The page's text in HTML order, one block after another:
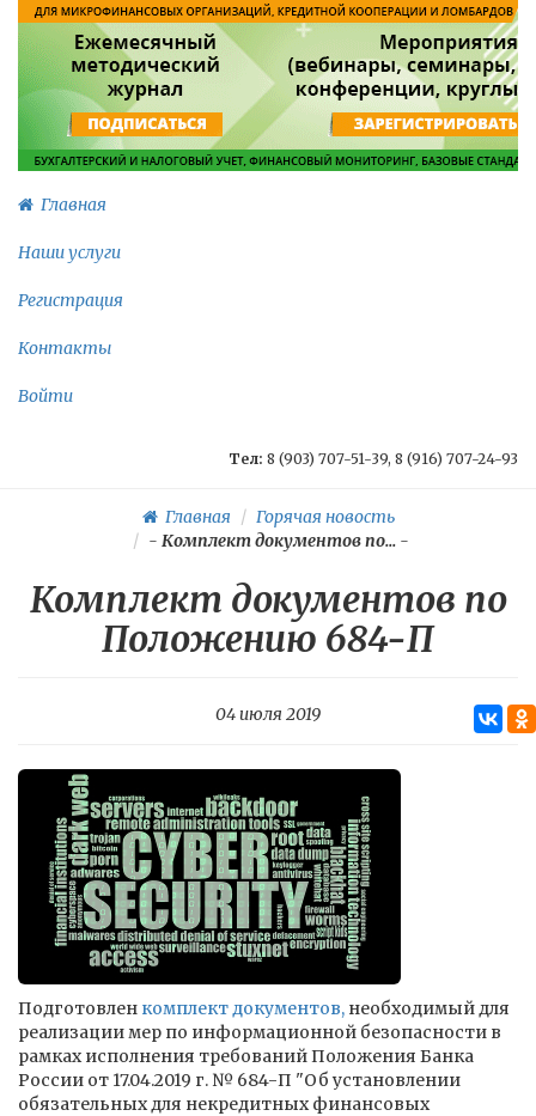
Главная
Наши услуги
Регистрация
Контакты
Войти
Тел: 8 (903) 707-51-39, 8 (916) 707-24-93
Главная
Горячая новость
- Комплект документов по... -
Комплект документов по
Положению 684-П
04 июля 2019
Подготовлен комплект документов, необходимый для
реализации мер по информационной безопасности в
рамках исполнения требований Положения Банка
России от 17.04.2019 г. № 684-П "Об установлении
обязательных для некредитных финансовых